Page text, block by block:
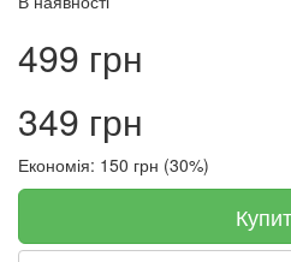
499 грн
349 грн
Економія: 150 грн (30%)